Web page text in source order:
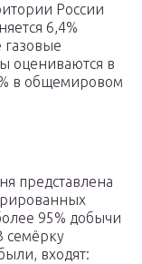
России
6,4%
оцениваются в
в общемировом
представлена
95% добычи
семёрку
входят: